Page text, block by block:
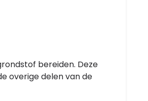
bereiden. Deze
overige delen van de